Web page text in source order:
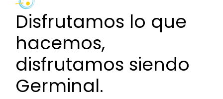
Disfrutamos lo que
hacemos,
disfrutamos siendo
Germinal.